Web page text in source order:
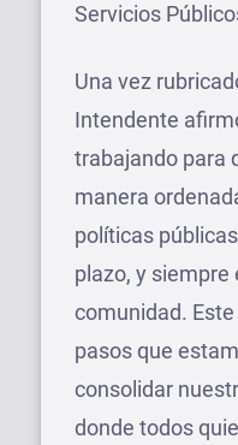
Servicios
Una vez
Intendente
trabajando para
manera
políticas
plazo, y siempre
comunidad.
pasos que
consolidar
donde todos